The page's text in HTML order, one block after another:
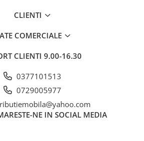
CLIENTI
COMERCIALE
CLIENTI 9.00-16.30
0377101513
0729005977
NE IN SOCIAL MEDIA